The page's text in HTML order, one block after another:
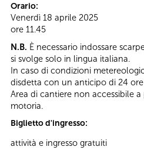
Orario:
Venerdì 18 aprile 2025
ore 11.45
N.B. È necessario indossare
si svolge solo in lingua italiana.
In caso di condizioni
disdetta con un anticipo di 24
Area di cantiere non accessibile
motoria.
Biglietto d'ingresso:
attività e ingresso gratuiti